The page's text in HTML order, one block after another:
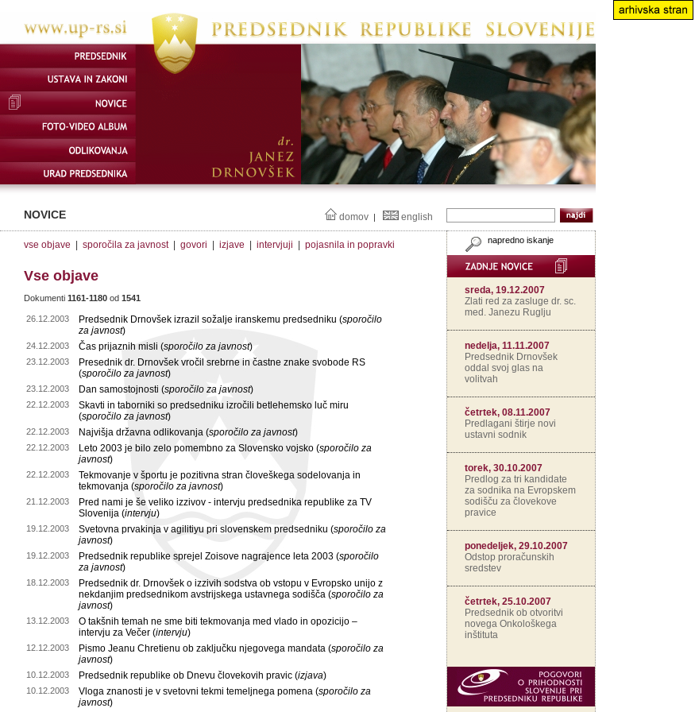
NOVICE domov | english
vse objave sporočila za javnost| govori izjave intervjuji pojasnila in popravki
Vse objave
Dokumenti 1161-1180 od 1541
26.12.2003 Predsednik Drnovšek izrazil sožalje iranskemu predsedniku (sporočilo
za javnost)
24.12.2003 Čas prijaznih misli (sporočilo za javnost)
23.12.2003
Presednik dr. Drnovšek vročil srebrne in častne znake svobode RS
(sporočilo za javnost)
23.12.2003 Dan samostojnosti (sporočilo za javnost)
22.12.2003
Skavti in taborniki so predsedniku izročili betlehemsko luč miru
(sporočilo za javnost)
22.12.2003 Najvišja državna odlikovanja (sporočilo za javnost)
22.12.2003 Leto 2003 je bilo zelo pomembno za Slovensko vojsko (sporočilo za
javnost)
22.12.2003
Tekmovanje v športu je pozitivna stran človeškega sodelovanja in
tekmovanja (sporočilo za javnost)
21.12.2003
Pred nami je še veliko izzivov - intervju predsednika republike za TV
Slovenija (intervju)
19.12.2003 Svetovna prvakinja v agilitiyu pri slovenskem predsedniku (sporočilo za
javnost)
19.12.2003 Predsednik republike sprejel Zoisove nagrajence leta 2003 (sporočilo
za javnost)
18.12.2003
Predsednik dr. Drnovšek o izzivih sodstva ob vstopu v Evropsko unijo z
nekdanjim predsednikom avstrijskega ustavnega sodišča (sporočilo za
javnost)
13.12.2003
O takšnih temah ne sme biti tekmovanja med vlado in opozicijo –
intervju za Večer (intervju)
12.12.2003 Pismo Jeanu Chretienu ob zaključku njegovega mandata (sporočilo za
javnost)
10.12.2003 Predsednik republike ob Dnevu človekovih pravic (izjava)
10.12.2003 Vloga znanosti je v svetovni tekmi temeljnega pomena (sporočilo za
javnost)
napredno iskanje
sreda, 19.12.2007
Zlati red za zasluge dr. sc.
med. Janezu Ruglju
nedelja, 11.11.2007
Predsednik Drnovšek
oddal svoj glas na
volitvah
četrtek, 08.11.2007
Predlagani štirje novi
ustavni sodnik
torek, 30.10.2007
Predlog za tri kandidate
za sodnika na Evropskem
sodišču za človekove
pravice
ponedeljek, 29.10.2007
Odstop proračunskih
sredstev
četrtek, 25.10.2007
Predsednik ob otvoritvi
novega Onkološkega
inštituta